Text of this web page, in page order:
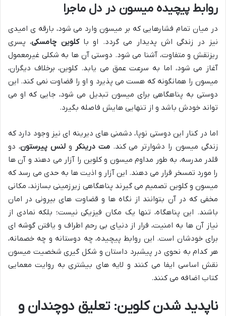
روابط پیچیده میسون در دل ماجرا
در میان تمام فشارهایی که بر میسون وارد می شود، بارقه ی امیدی
نیز در زندگی اش پدیدار می گردد. او باکلوین چامسکی، پسری
ریزنقش و متفاوت، آشنا می شود. دوستی آن ها به شکلی غیرمعمول
آغاز می شود، اما به سرعت عمق می یابد. کلوین، برخلاف دیگران،
میسون را همانگونه که هست می پذیرد و او را قضاوت نمی کند. این
دوستی به پناهگاهی برای میسون تبدیل می شود، جایی که او می
تواند خودش باشد و از تنهایی هایش فاصله بگیرد.
اما در کنار این دوستی نوپا، دشمنی های دیرینه ای نیز وجود دارد که
زندگی میسون را دشوارتر می کند.مت درینکر ولنس پیرستون، دو
قلدر مدرسه، به طور مداوم میسون و کلوین را آزار می دهند و آن ها
را مورد تمسخر قرار می دهند. این آزار و اذیت ها به حدی می رسد که
میسون و کلوین تصمیم می گیرند پناهگاهی زیرزمینی بسازند، مکانی
مخفی که در آن بتوانند از نگاه ها و قضاوت های بیرونی در امان
باشند. این پناهگاه، تنها یک مکان فیزیکی نیست؛ بلکه نمادی از
نیاز آن ها به امنیت، فرار از دنیای بی رحم اطراف و یافتن گوشه ای
برای خودشان است. این روابط پیچیده، چه دوستانه و چه خصمانه،
هر کدام به نحوی در پیشبرد داستان و شکل گیری شخصیت میسون
نقش اساسی ایفا می کنند و لایه های بیشتری به روایت معمایی
کتاب اضافه می کنند.
ناپدید شدن کلوین: تعلیق دوچندان و